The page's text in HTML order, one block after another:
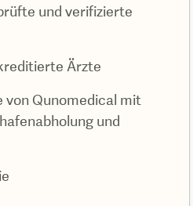
und verifizierte
Ärzte
von Qunomedical mit
und